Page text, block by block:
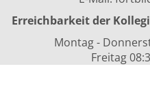
Erreichbarkeit der
Montag -
Freitag